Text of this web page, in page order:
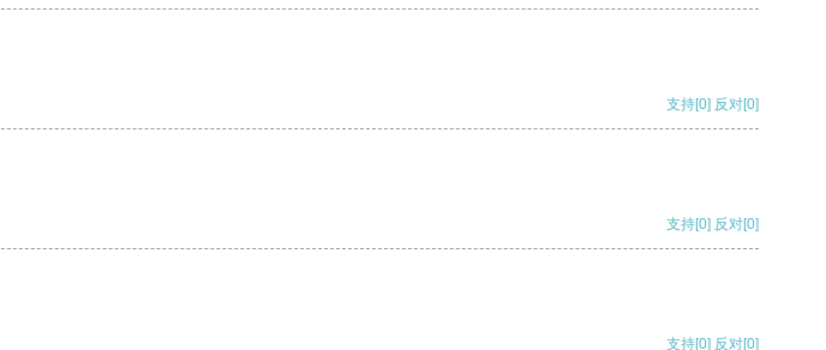
支持[0] 反对[0]
支持[0] 反对[0]
支持[0] 反对[0]